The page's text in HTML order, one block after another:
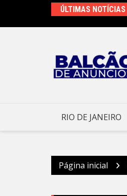
o
ÚLTIMAS NOTÍCIAS
RIO DE JANEIRO
Página inicial